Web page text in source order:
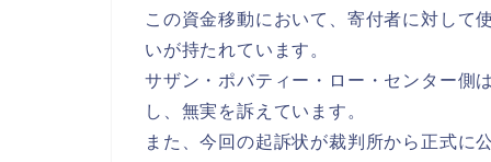
この資金移動において、寄付者に対して
いが持たれています。
サザン・ポバティー・ロー・センター側
し、無実を訴えています。
また、今回の起訴状が裁判所から正式に